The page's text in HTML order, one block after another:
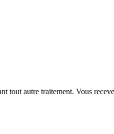
tout autre traitement. Vous